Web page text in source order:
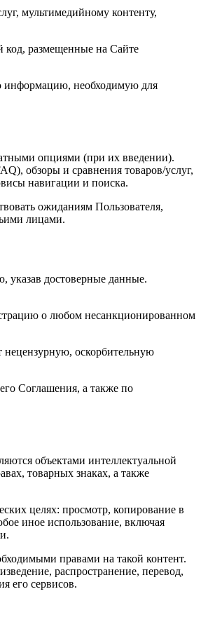
мультимедийному контенту,
размещенные на Сайте
информацию, необходимую для
опциями (при их введении).
обзоры и сравнения товаров/услуг,
навигации и поиска.
ожиданиям Пользователя,
лицами.
указав достоверные данные.
о любом несанкционированном
нецензурную, оскорбительную
Соглашения, а также по
объектами интеллектуальной
товарных знаках, а также
целях: просмотр, копирование в
иное использование, включая
правами на такой контент.
распространение, перевод,
его сервисов.